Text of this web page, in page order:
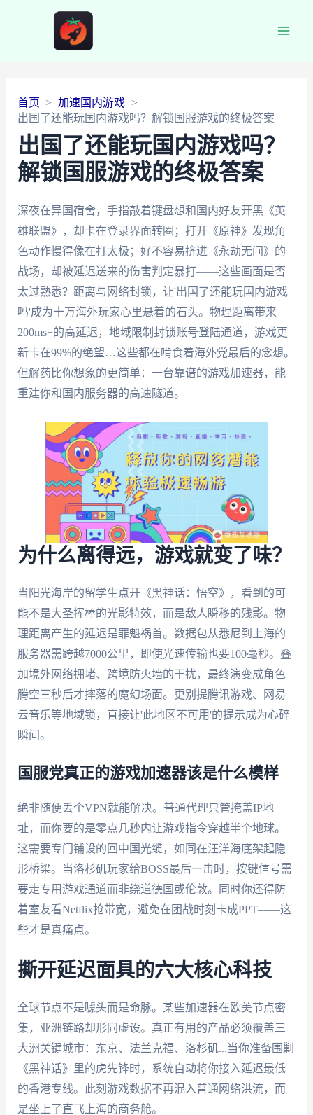
首页
加速国内游戏
出国了还能玩国内游戏吗？解锁国服游戏的终极答案
出国了还能玩国内游戏吗？
解锁国服游戏的终极答案
深夜在异国宿舍，手指敲着键盘想和国内好友开黑《英
雄联盟》，却卡在登录界面转圈；打开《原神》发现角
色动作慢得像在打太极；好不容易挤进《永劫无间》的
战场，却被延迟送来的伤害判定暴打——这些画面是否
太过熟悉？距离与网络封锁，让'出国了还能玩国内游戏
吗'成为十万海外玩家心里悬着的石头。物理距离带来
200ms+的高延迟，地域限制封锁账号登陆通道，游戏更
新卡在99%的绝望…这些都在啃食着海外党最后的念想。
但解药比你想象的更简单：一台靠谱的游戏加速器，能
重建你和国内服务器的高速隧道。
为什么离得远，游戏就变了味？
当阳光海岸的留学生点开《黑神话：悟空》，看到的可
能不是大圣挥棒的光影特效，而是敌人瞬移的残影。物
理距离产生的延迟是罪魁祸首。数据包从悉尼到上海的
服务器需跨越7000公里，即使光速传输也要100毫秒。叠
加境外网络拥堵、跨境防火墙的干扰，最终演变成角色
腾空三秒后才摔落的魔幻场面。更别提腾讯游戏、网易
云音乐等地域锁，直接让'此地区不可用'的提示成为心碎
瞬间。
国服党真正的游戏加速器该是什么模样
绝非随便丢个VPN就能解决。普通代理只管掩盖IP地
址，而你要的是零点几秒内让游戏指令穿越半个地球。
这需要专门铺设的回中国光缆，如同在汪洋海底架起隐
形桥梁。当洛杉矶玩家给BOSS最后一击时，按键信号需
要走专用游戏通道而非绕道德国或伦敦。同时你还得防
着室友看Netflix抢带宽，避免在团战时刻卡成PPT——这
些才是真痛点。
撕开延迟面具的六大核心科技
全球节点不是噱头而是命脉。某些加速器在欧美节点密
集，亚洲链路却形同虚设。真正有用的产品必须覆盖三
大洲关键城市：东京、法兰克福、洛杉矶...当你准备围剿
《黑神话》里的虎先锋时，系统自动将你接入延迟最低
的香港专线。此刻游戏数据不再混入普通网络洪流，而
是坐上了直飞上海的商务舱。